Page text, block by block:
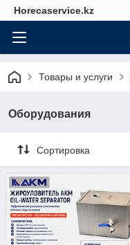
Horecaservice.kz
Товары и услуги
Оборудования
Сортировка